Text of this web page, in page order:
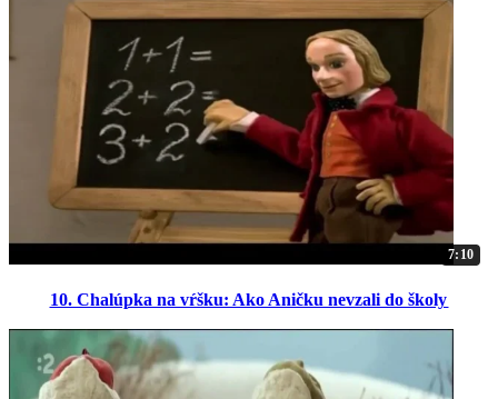
7:10
10. Chalúpka na vŕšku: Ako Aničku nevzali do školy